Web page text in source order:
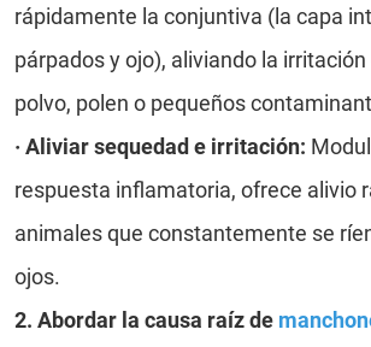
rápidamente la conjuntiva (la capa
párpados y ojo), aliviando la
polvo, polen o pequeños
· Aliviar sequedad e irritación:
respuesta inflamatoria, ofrece alivio
animales que constantemente se
ojos.
2. Abordar la causa raíz de